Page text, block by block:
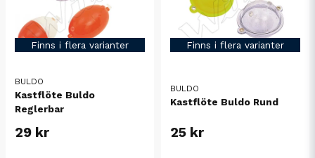
Finns i flera varianter
BULDO
Kastflöte Buldo
Reglerbar
29 kr
Finns i flera varianter
BULDO
Kastflöte Buldo Rund
25 kr